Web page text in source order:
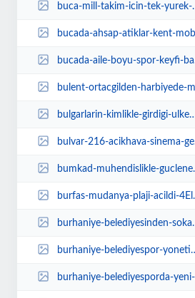
buca-mill-takim-icin-tek-yurek-oldu-UVnGmvfi.jpg
bucada-ahsap-atiklar-kent-mobilyasina-donusturuluyor-veXvFB5V.jpg
bucada-aile-boyu-spor-keyfi-basliyor-OQrrlfrf.jpg
bulent-ortacgilden-harbiyede-muzik-dolu-gece-ywf1qlqO.jpg
bulgarlarin-kimlikle-girdigi-ulkemizden-vizeyi-odesek-bile-cikamiyoruz-jvy1vn...
bulvar-216-acikhava-sinema-geceleri-basliyor-gavLvXJO.jpg
bumkad-muhendislikle-guclenen-dunya-konferansi-duzenledi-4SWxbA4A.jpg
burfas-mudanya-plaji-acildi-4ElBaR7B.jpg
burhaniye-belediyesinden-sokak-hayvanlari-icin-ozenli-bakim-Bh1Oljcp.jpg
burhaniye-belediyespor-yonetimi-belli-oldu-7vqY4g5D.jpg
burhaniye-belediyesporda-yeni-kurul-uyeleri-belli-oldu-71p1YRqA.jpg